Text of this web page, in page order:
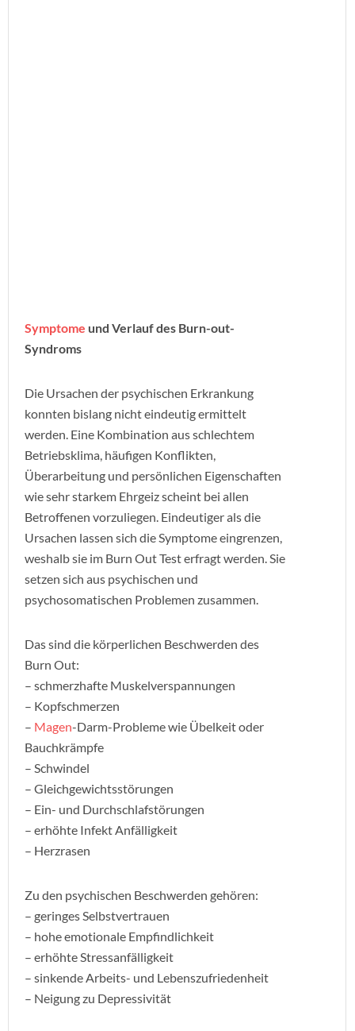
Symptome und Verlauf des Burn-out-
Syndroms
Die Ursachen der psychischen Erkrankung
konnten bislang nicht eindeutig ermittelt
werden. Eine Kombination aus schlechtem
Betriebsklima, häufigen Konflikten,
Überarbeitung und persönlichen Eigenschaften
wie sehr starkem Ehrgeiz scheint bei allen
Betroffenen vorzuliegen. Eindeutiger als die
Ursachen lassen sich die Symptome eingrenzen,
weshalb sie im Burn Out Test erfragt werden. Sie
setzen sich aus psychischen und
psychosomatischen Problemen zusammen.
Das sind die körperlichen Beschwerden des
Burn Out:
– schmerzhafte Muskelverspannungen
– Kopfschmerzen
– Magen-Darm-Probleme wie Übelkeit oder
Bauchkrämpfe
– Schwindel
– Gleichgewichtsstörungen
– Ein- und Durchschlafstörungen
– erhöhte Infekt Anfälligkeit
– Herzrasen
Zu den psychischen Beschwerden gehören:
– geringes Selbstvertrauen
– hohe emotionale Empfindlichkeit
– erhöhte Stressanfälligkeit
– sinkende Arbeits- und Lebenszufriedenheit
– Neigung zu Depressivität